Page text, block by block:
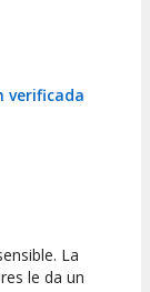
verificada
La
le da un